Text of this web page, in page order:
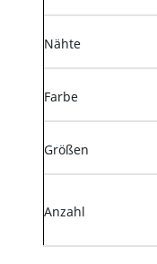
Nähte
Farbe
Größen
Anzahl